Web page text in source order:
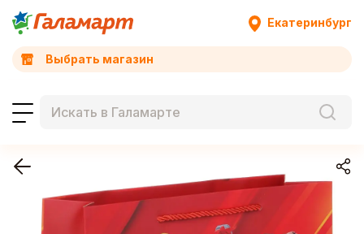
Екатеринбург
Выбрать магазин